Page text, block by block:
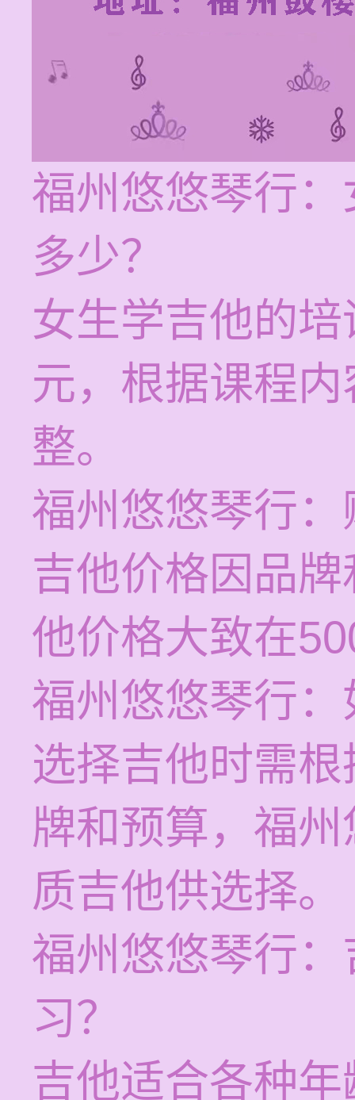
福州悠悠琴行
多少？
女生学吉他的
元，根据课程
整。
福州悠悠琴行
吉他价格因品
他价格大致在
福州悠悠琴行
选择吉他时需
牌和预算，福
质吉他供选择。
福州悠悠琴行
习？
吉他适合各种